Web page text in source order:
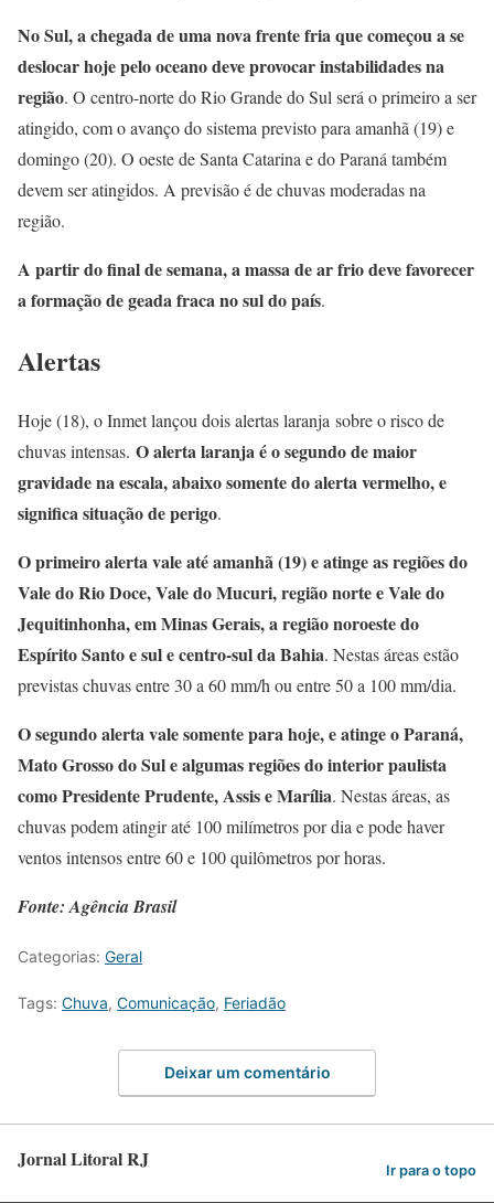
No Sul, a chegada de uma nova frente fria que começou a se
deslocar hoje pelo oceano deve provocar instabilidades na
região. O centro-norte do Rio Grande do Sul será o primeiro a ser
atingido, com o avanço do sistema previsto para amanhã (19) e
domingo (20). O oeste de Santa Catarina e do Paraná também
devem ser atingidos. A previsão é de chuvas moderadas na
região.
A partir do final de semana, a massa de ar frio deve favorecer
a formação de geada fraca no sul do país.
Alertas
Hoje (18), o Inmet lançou dois alertas laranja sobre o risco de
chuvas intensas. O alerta laranja é o segundo de maior
gravidade na escala, abaixo somente do alerta vermelho, e
significa situação de perigo.
O primeiro alerta vale até amanhã (19) e atinge as regiões do
Vale do Rio Doce, Vale do Mucuri, região norte e Vale do
Jequitinhonha, em Minas Gerais, a região noroeste do
Espírito Santo e sul e centro-sul da Bahia. Nestas áreas estão
previstas chuvas entre 30 a 60 mm/h ou entre 50 a 100 mm/dia.
O segundo alerta vale somente para hoje, e atinge o Paraná,
Mato Grosso do Sul e algumas regiões do interior paulista
como Presidente Prudente, Assis e Marília. Nestas áreas, as
chuvas podem atingir até 100 milímetros por dia e pode haver
ventos intensos entre 60 e 100 quilômetros por horas.
Fonte: Agência Brasil
Categorias: Geral
Tags: Chuva, Comunicação, Feriadão
Deixar um comentário
Jornal Litoral RJ Ir para o topo